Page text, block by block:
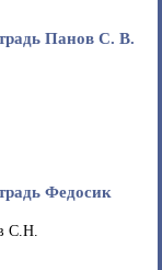
Панов С. В.
Федосик
С.Н.